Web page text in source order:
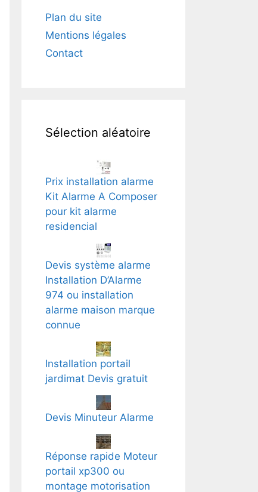
Plan du site
Mentions légales
Contact
Sélection aléatoire
Prix installation alarme
Kit Alarme A Composer
pour kit alarme
residencial
Devis système alarme
Installation D’Alarme
974 ou installation
alarme maison marque
connue
Installation portail
jardimat Devis gratuit
Devis Minuteur Alarme
Réponse rapide Moteur
portail xp300 ou
montage motorisation